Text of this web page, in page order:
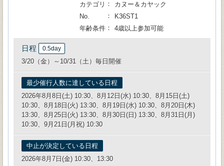
カテゴリ
カヌー＆カヤック
No.
K36ST1
年齢条件
4歳以上参加可能
日程 0.5day
3/20（金）～10/31（土）毎日開催
最少催行人数に達している日程
2026年8月8日(土) 10:30、8月12日(水) 10:30、8月15日(土)
10:30、8月18日(火) 13:30、8月19日(水) 10:30、8月20日(木)
13:30、8月25日(火) 13:30、8月30日(日) 13:30、8月31日(月)
10:30、9月21日(月祝) 10:30
中止が決定している日程
2026年8月7日(金) 10:30、13:30